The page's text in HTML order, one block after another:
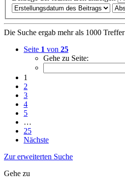
Die Suche ergab mehr als 1000 Treffer
Seite 1 von 25
Gehe zu Seite:
1
2
3
4
5
…
25
Nächste
Zur erweiterten Suche
Gehe zu